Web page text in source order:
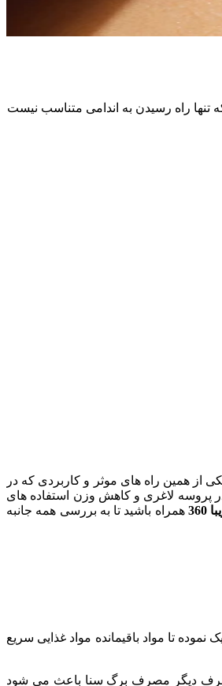
راه رسیدن به اندامی متناسب نیست
از همین راه های موثر و کاربردی که در
پروسه لاغری و کاهش وزن استفاده های
360
همراه باشید تا به بررسی همه جانبه
تا مواد باقیمانده مواد غذایی سریع
طرف دیگر مصرف برگ سنا باعث می شود